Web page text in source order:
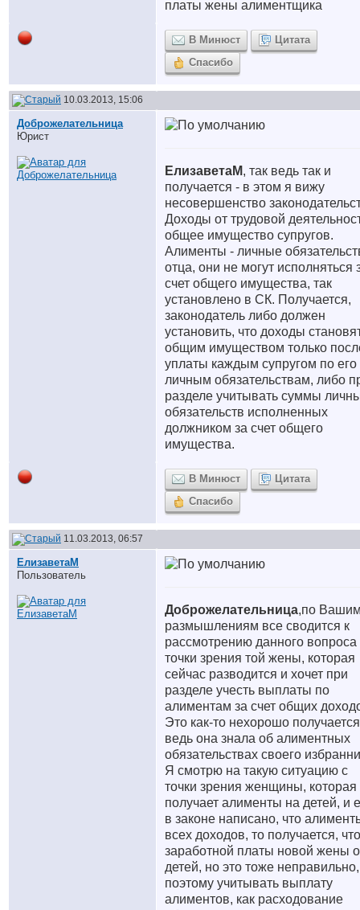
платы жены алиментщика
В Минюст
Цитата
Спасибо
10.03.2013, 15:06
Доброжелательница
Юрист
ЕлизаветаМ, так ведь так и
получается - в этом я вижу
несовершенство
Доходы от трудовой
общее имущество супругов.
Алименты - личные
отца, они не могут исполняться
счет общего имущества, так
установлено в СК. Получается,
законодатель либо должен
установить, что доходы
общим имуществом только
уплаты каждым супругом по его
личным обязательствам, либо
разделе учитывать суммы
обязательств исполненных
должником за счет общего
имущества.
В Минюст
Цитата
Спасибо
11.03.2013, 06:57
ЕлизаветаМ
Пользователь
Доброжелательница,по
размышлениям все сводится к
рассмотрению данного вопроса
точки зрения той жены, которая
сейчас разводится и хочет при
разделе учесть выплаты по
алиментам за счет общих
Это как-то нехорошо
ведь она знала об алиментных
обязательствах своего
Я смотрю на такую ситуацию с
точки зрения женщины, которая
получает алименты на детей, и
в законе написано, что
всех доходов, то получается,
заработной платы новой жены
детей, но это тоже неправильно,
поэтому учитывать выплату
алиментов, как расходование